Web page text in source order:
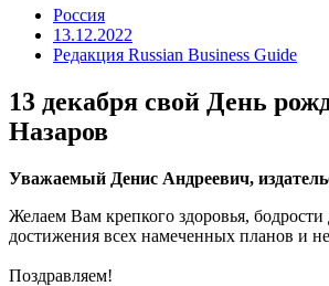
Россия
13.12.2022
Редакция Russian Business Guide
13 декабря свой День
Назаров
Уважаемый Денис Андреевич,
Желаем Вам крепкого здоровья,
достижения всех намеченных планов и
Поздравляем!